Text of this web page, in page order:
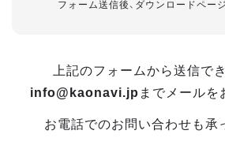
フォーム送信後、ダウンロードペー
上記のフォームから送信で
info@kaonavi.jp までメールを
お電話でのお問い合わせも承